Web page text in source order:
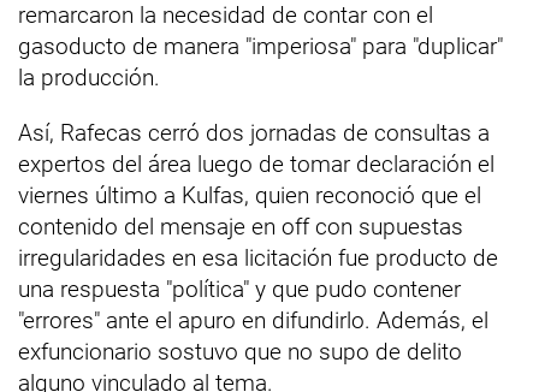
remarcaron la necesidad de contar con el
gasoducto de manera "imperiosa" para "duplicar"
la producción.
Así, Rafecas cerró dos jornadas de consultas a
expertos del área luego de tomar declaración el
viernes último a Kulfas, quien reconoció que el
contenido del mensaje en off con supuestas
irregularidades en esa licitación fue producto de
una respuesta "política" y que pudo contener
"errores" ante el apuro en difundirlo. Además, el
exfuncionario sostuvo que no supo de delito
alguno vinculado al tema.